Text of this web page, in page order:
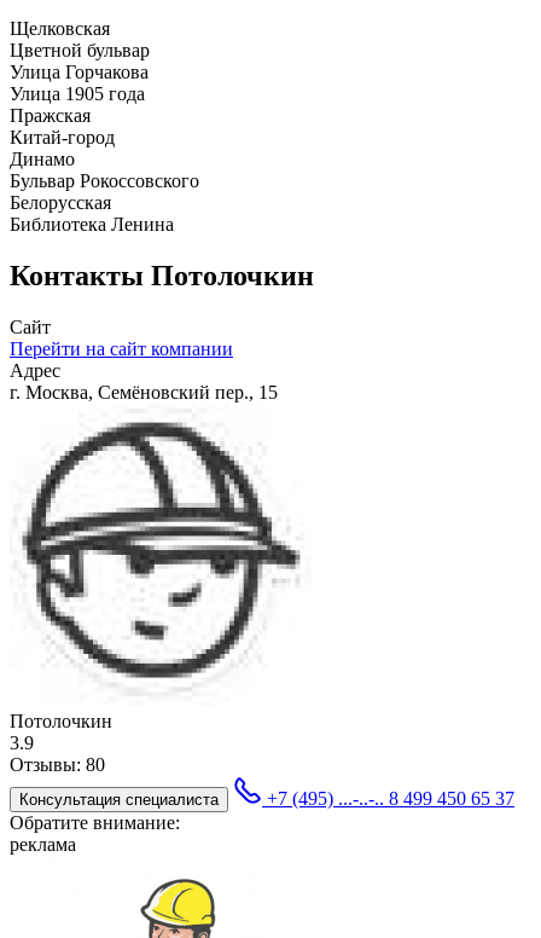
Щелковская
Цветной бульвар
Улица Горчакова
Улица 1905 года
Пражская
Китай-город
Динамо
Бульвар Рокоссовского
Белорусская
Библиотека Ленина
Контакты Потолочкин
Сайт
Перейти на сайт компании
Адрес
г. Москва, Семёновский пер., 15
Потолочкин
3.9
Отзывы: 80
Консультация специалиста +7 (495) ...-..-.. 8 499 450 65 37
Обратите внимание:
реклама